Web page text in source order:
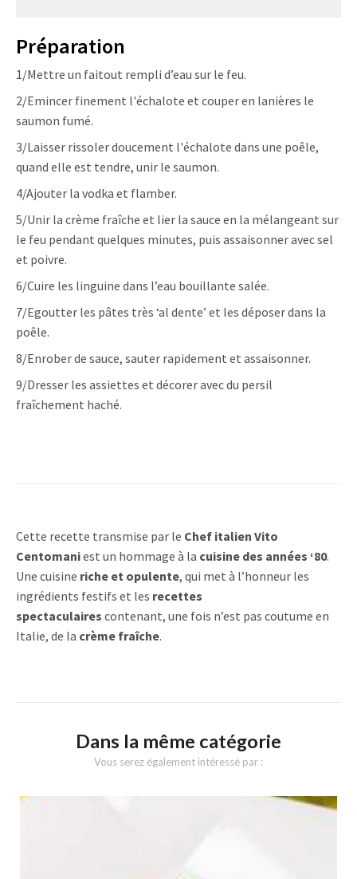
Préparation
1/Mettre un faitout rempli d’eau sur le feu.
2/Emincer finement l'échalote et couper en lanières le
saumon fumé.
3/Laisser rissoler doucement l'échalote dans une poêle,
quand elle est tendre, unir le saumon.
4/Ajouter la vodka et flamber.
5/Unir la crème fraîche et lier la sauce en la mélangeant sur
le feu pendant quelques minutes, puis assaisonner avec sel
et poivre.
6/Cuire les linguine dans l’eau bouillante salée.
7/Egoutter les pâtes très ‘al dente’ et les déposer dans la
poêle.
8/Enrober de sauce, sauter rapidement et assaisonner.
9/Dresser les assiettes et décorer avec du persil
fraîchement haché.
Cette recette transmise par le Chef italien Vito
Centomaniest un hommage à la cuisine des années ‘80.
Une cuisine riche et opulente, qui met à l’honneur les
ingrédients festifs et les recettes
spectaculaires contenant, une fois n’est pas coutume en
Italie, de la crème fraîche.
Dans la même catégorie
Vous serez également intéressé par :